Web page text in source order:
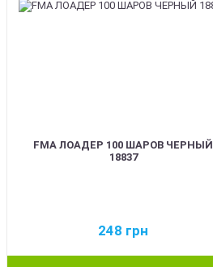
FMA ЛОАДЕР 100 ШАРОВ ЧЕРНЫЙ
18837
248 грн